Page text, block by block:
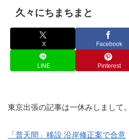
久々にちまちまと
X Facebook
LINE Pinterest
東京出張の記事は一休みしまして。
「普天間」移設 沿岸修正案で合意